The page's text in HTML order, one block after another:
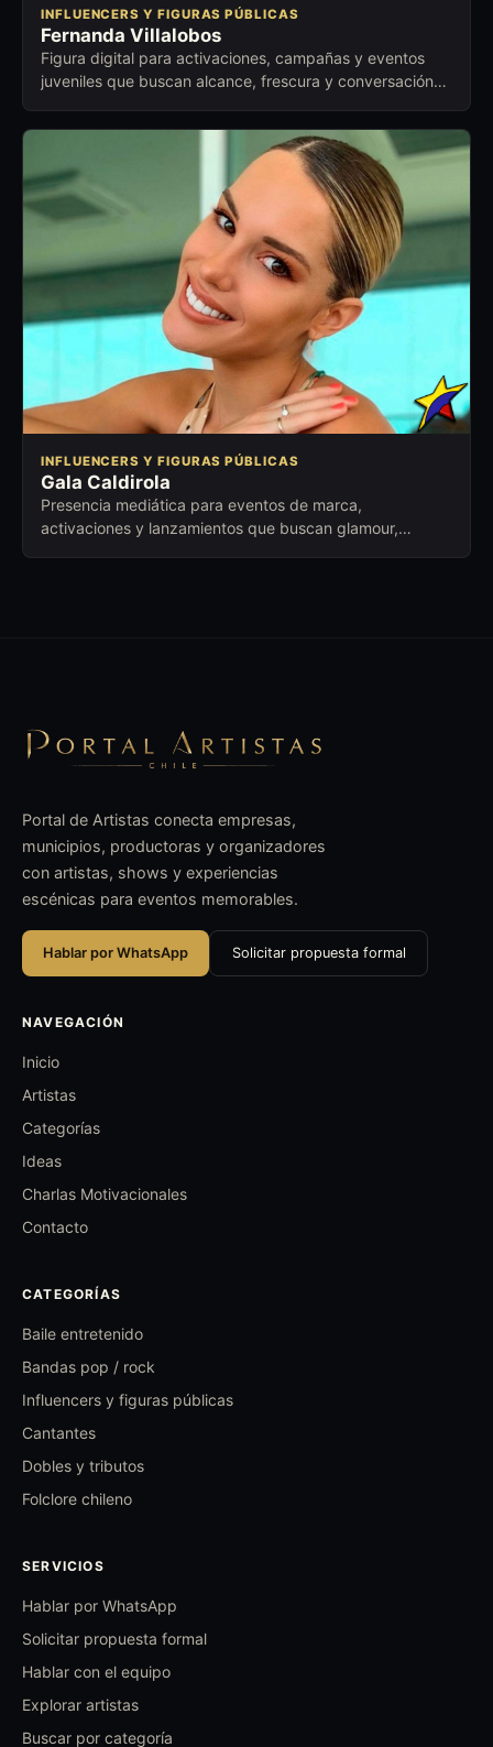
INFLUENCERS Y FIGURAS PÚBLICAS
Fernanda Villalobos
Figura digital para activaciones, campañas y eventos
juveniles que buscan alcance, frescura y conversación
INFLUENCERS Y FIGURAS PÚBLICAS
Gala Caldirola
Presencia mediática para eventos de marca,
activaciones y lanzamientos que buscan glamour,
Portal de Artistas conecta empresas,
municipios, productoras y organizadores
con artistas, shows y experiencias
escénicas para eventos memorables.
Hablar por WhatsApp Solicitar propuesta formal
NAVEGACIÓN
Inicio
Artistas
Categorías
Ideas
Charlas Motivacionales
Contacto
CATEGORÍAS
Baile entretenido
Bandas pop / rock
Influencers y figuras públicas
Cantantes
Dobles y tributos
Folclore chileno
SERVICIOS
Hablar por WhatsApp
Solicitar propuesta formal
Hablar con el equipo
Explorar artistas
Buscar por categoría